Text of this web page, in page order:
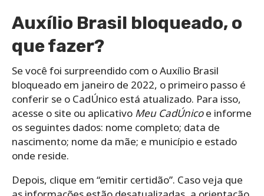
Auxílio Brasil bloqueado, o
que fazer?
Se você foi surpreendido com o Auxílio Brasil
bloqueado em janeiro de 2022, o primeiro passo é
conferir se o CadÚnico está atualizado. Para isso,
acesse o site ou aplicativo Meu CadÚnicoe informe
os seguintes dados: nome completo; data de
nascimento; nome da mãe; e município e estado
onde reside.
Depois, clique em “emitir certidão”. Caso veja que